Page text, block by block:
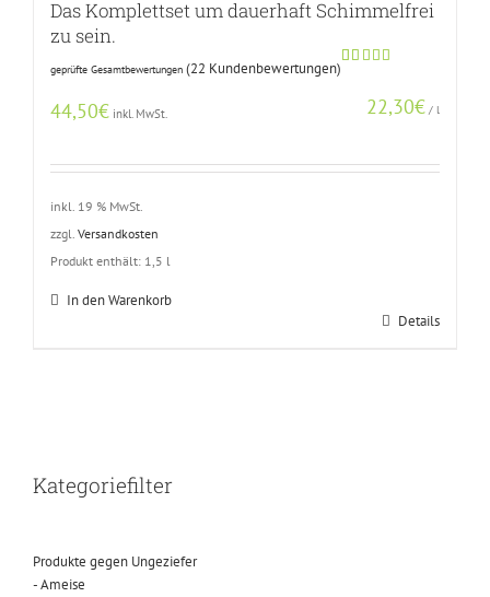
Das Komplettset um dauerhaft Schimmelfrei
zu sein.
von 5,
basierend
geprüfte Gesamtbewertungen (22 Kundenbewertungen)
44,50€ inkl. MwSt. 22,30€ / l
inkl. 19 % MwSt.
zzgl. Versandkosten
Produkt enthält: 1,5 l
In den Warenkorb
Details
Kategoriefilter
Produkte gegen Ungeziefer
- Ameise